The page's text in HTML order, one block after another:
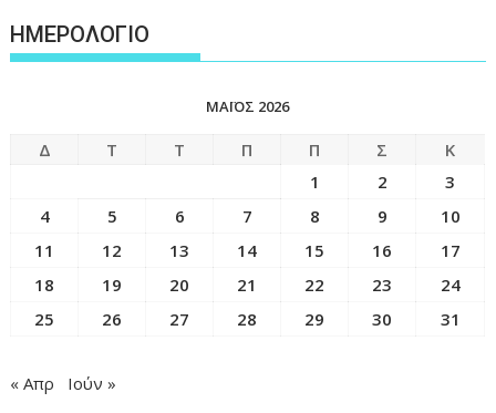
ΗΜΕΡΟΛΟΓΙΟ
ΜΆΙΟΣ 2026
Δ Τ Τ Π Π Σ
Κ
1
2
3
4
5 6 7 8 9
10
11
12 13 14 15 16
17
18
19 20 21 22 23
24
25
26 27 28 29 30 31
« Απρ Ιούν »